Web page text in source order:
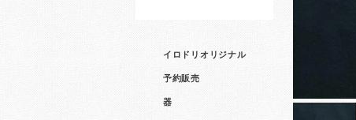
イロドリオリジナル
予約販売
器